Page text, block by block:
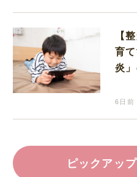
【
育
炎
6日前
ピックアッ